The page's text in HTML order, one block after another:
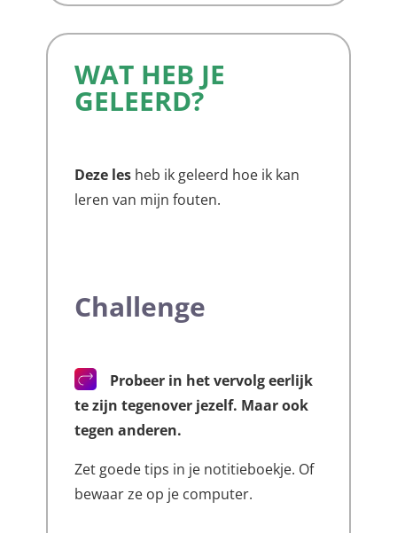
WAT HEB JE
GELEERD?
Deze les heb ik geleerd hoe ik kan
leren van mijn fouten.
Challenge
Probeer in het vervolg eerlijk
te zijn tegenover jezelf. Maar ook
tegen anderen.
Zet goede tips in je notitieboekje. Of
bewaar ze op je computer.